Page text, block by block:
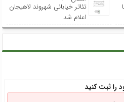
تئاتر خیابانی شهروند لاهیجان
اعلام شد
را ثبت کنید